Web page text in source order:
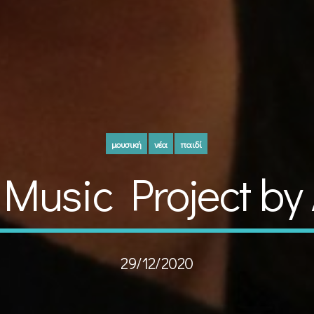
μουσική νέα παιδί
Project by
29/12/2020